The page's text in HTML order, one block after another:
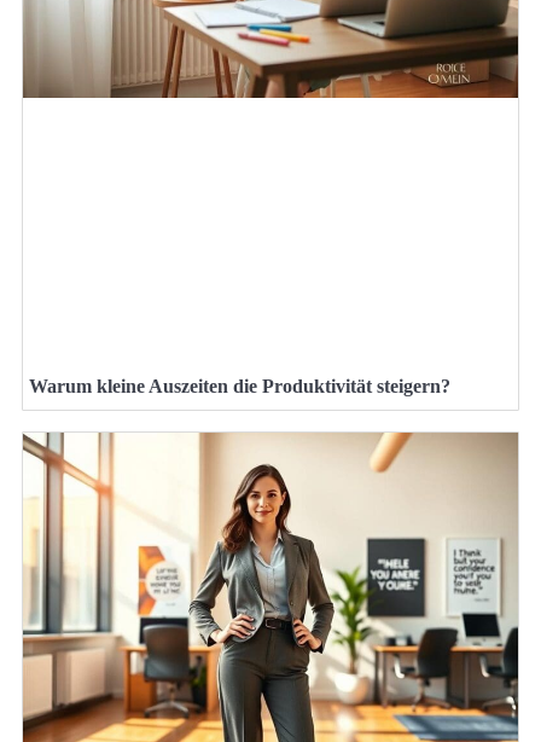
Warum kleine Auszeiten die Produktivität steigern?